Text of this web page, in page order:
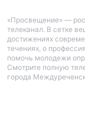
«Просвещение» —
телеканал. В сетке
достижениях
течениях, о
помочь молодежи
Смотрите полную
города